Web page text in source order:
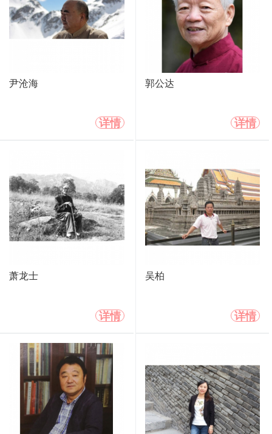
尹沧海
详情
郭公达
详情
萧龙士
详情
吴柏
详情